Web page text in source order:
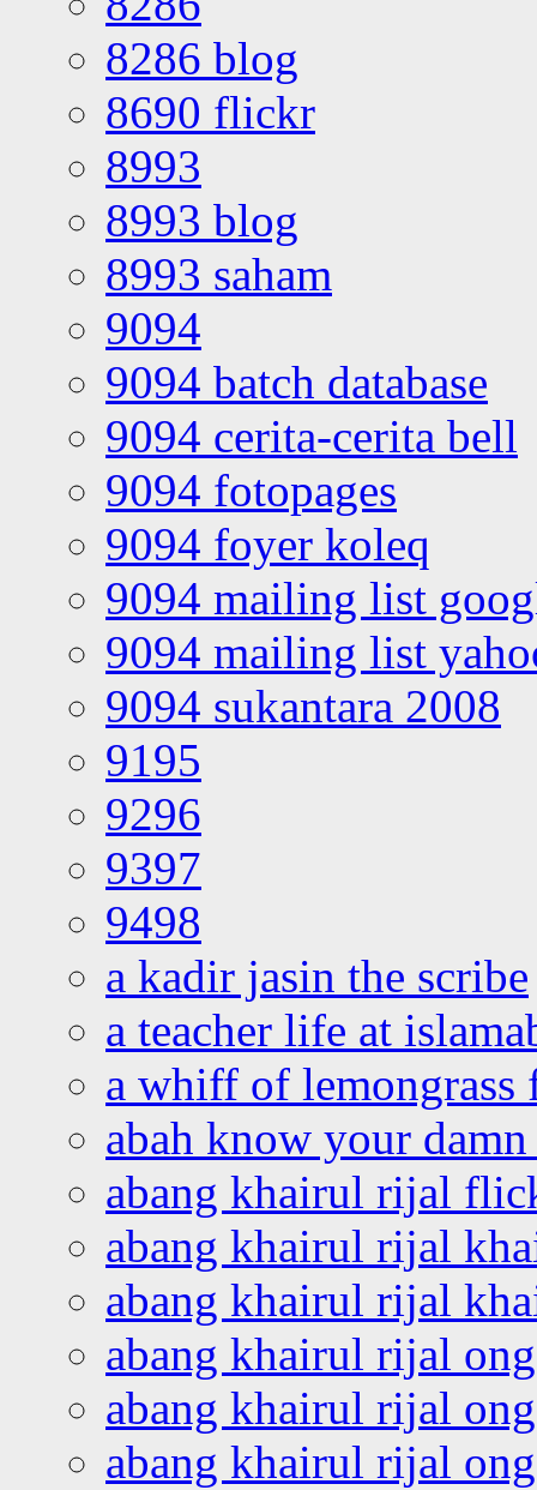
8286 blog
8690 flickr
8993
8993 blog
8993 saham
9094
9094 batch database
9094 cerita-cerita bell
9094 fotopages
9094 foyer koleq
9094 mailing list
9094 mailing list
9094 sukantara 2008
9195
9296
9397
9498
a kadir jasin the scribe
a teacher life at
a whiff of lemongrass
abah know your
abang khairul rijal
abang khairul rijal
abang khairul rijal
abang khairul rijal
abang khairul rijal
abang khairul rijal